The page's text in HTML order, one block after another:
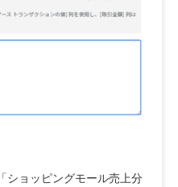
ショッピングモール売上分